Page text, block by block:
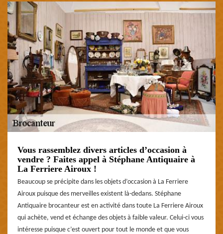
Vous rassemblez divers articles d’occasion à
vendre ? Faites appel à Stéphane Antiquaire à
La Ferriere Airoux !
Beaucoup se précipite dans les objets d’occasion à La Ferriere
Airoux puisque des merveilles existent là-dedans. Stéphane
Antiquaire brocanteur est en activité dans toute La Ferriere Airoux
qui achète, vend et échange des objets à faible valeur. Celui-ci vous
intéresse puisque c’est ouvert pour tout le monde et que vous